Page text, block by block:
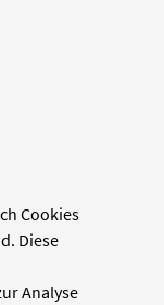
Cookies
Diese
Analyse